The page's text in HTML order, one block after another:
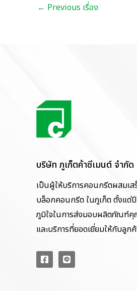
← Previous เรื่อง
บริษัท ภูเก็ตค้าซีเมนต์ จำกัด
เป็นผู้ให้บริการคอนกรีตผสมเส
บล็อกคอนกรีต ในภูเก็ต ตั้งแต่ปี
ภูมิใจในการส่งมอบผลิตภัณฑ์
และบริการที่ยอดเยี่ยมให้กับลูกค้